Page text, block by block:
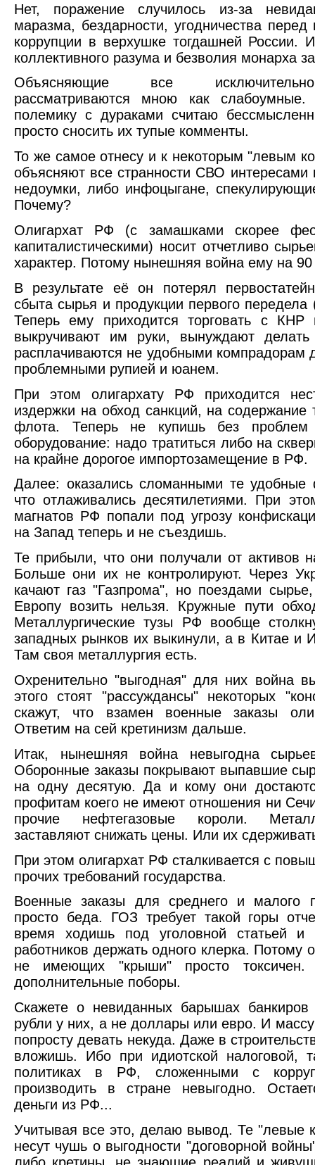
Нет, поражение случилось из-за
маразма, бездарности, угодничества
коррупции в верхушке тогдашней России.
коллективного разума и безволия монарха
Объясняющие все
рассматриваются мною как
полемику с дураками считаю
просто сносить их тупые комменты.
То же самое отнесу и к некоторым "левым
объясняют все странности СВО
недоумки, либо инфоцыгане,
Почему?
Олигархат РФ (с замашками скорее
капиталистическими) носит отчетливо
характер. Потому нынешняя война ему на
В результате её он потерял
сбыта сырья и продукции первого
Теперь ему приходится торговать с
выкручивают им руки, вынуждают
расплачиваются не удобными компрадорам
проблемными рупией и юанем.
При этом олигархату РФ приходится
издержки на обход санкций, на содержание
флота. Теперь не купишь без проблем
оборудование: надо тратиться либо на
на крайне дорогое импортозамещение в РФ.
Далее: оказались сломанными те
что отлаживались десятилетиями. При
магнатов РФ попали под угрозу
на Запад теперь и не съездишь.
Те прибыли, что они получали от активов
Больше они их не контролируют. Через
качают газ "Газпрома", но поездами
Европу возить нельзя. Кружные пути
Металлургические тузы РФ вообще
западных рынков их выкинули, а в Китае и
Там своя металлургия есть.
Охренительно "выгодная" для них война
этого стоят "рассуждансы" некоторых
скажут, что взамен военные заказы
Ответим на сей кретинизм дальше.
Итак, нынешняя война невыгодна
Оборонные заказы покрывают выпавшие
на одну десятую. Да и кому они
профитам коего не имеют отношения ни
прочие нефтегазовые короли.
заставляют снижать цены. Или их
При этом олигархат РФ сталкивается с
прочих требований государства.
Военные заказы для среднего и малого
просто беда. ГОЗ требует такой горы
время ходишь под уголовной статьей
работников держать одного клерка. Потому
не имеющих "крыши" просто
дополнительные поборы.
Скажете о невиданных барышах
рубли у них, а не доллары или евро. И
попросту девать некуда. Даже в
вложишь. Ибо при идиотской налоговой,
политиках в РФ, сложенными с
производить в стране невыгодно.
деньги из РФ...
Учитывая все это, делаю вывод. Те "левые
несут чушь о выгодности "договорной